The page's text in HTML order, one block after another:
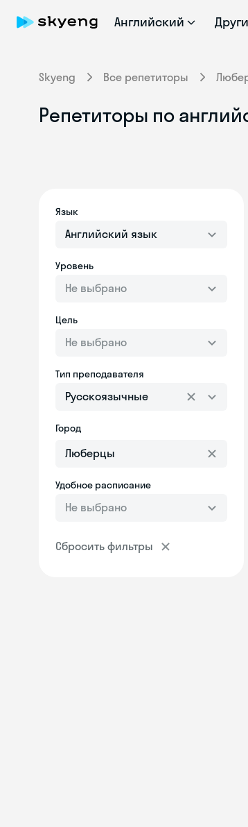
Английский
Skyeng Все репетиторы
Репетиторы по
Язык
Английский язык
Уровень
Не выбрано
Цель
Не выбрано
Тип преподавателя
Русскоязычные
Город
Удобное расписание
Не выбрано
Сбросить фильтры